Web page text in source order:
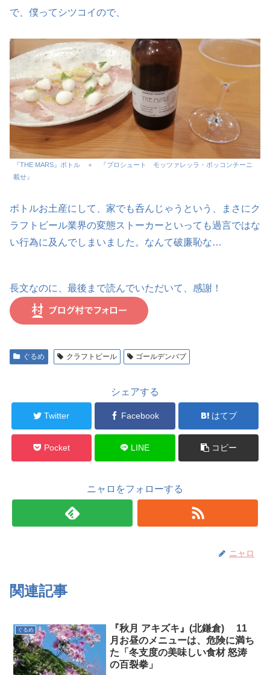
で、僕ってシツコイので、
『THE MARS』ボトル ＋ 『プロシュート モッツァレッラ・ボッコンチーニ
載せ』
ボトルお土産にして、家でも呑んじゃうという、まさにク
ラフトビール業界の変態ストーカーといっても過言ではな
い行為に及んでしまいました。なんて破廉恥な…
長文なのに、最後まで読んでいただいて、感謝！
ぐるめ クラフトビール ゴールデンバブ
シェアする
Twitter Facebook はてブ
Pocket LINE コピー
ニャロをフォローする
ニャロ
関連記事
ぐるめ
『秋月 アキズキ』(北鎌倉) 11
月お昼のメニューは、危険に満ち
た「冬支度の美味しい食材 怒涛
の百裂拳」